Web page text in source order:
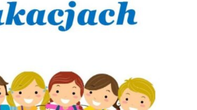
Grupy